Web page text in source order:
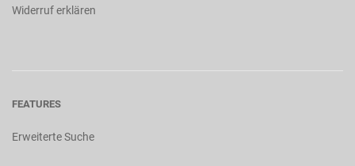
Widerruf erklären
FEATURES
Erweiterte Suche